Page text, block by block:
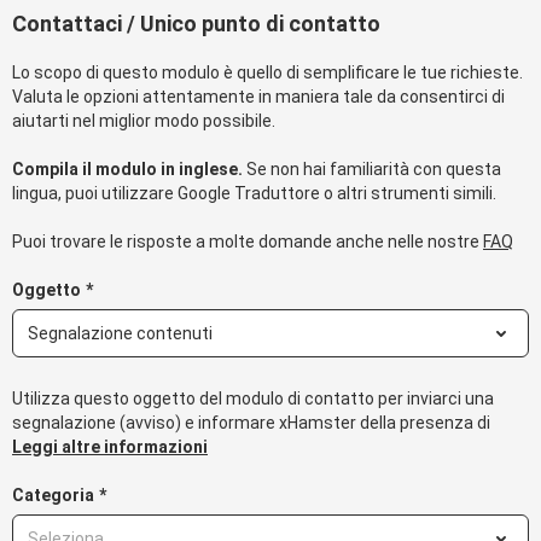
Contattaci / Unico punto di contatto
Lo scopo di questo modulo è quello di semplificare le tue richieste.
Valuta le opzioni attentamente in maniera tale da consentirci di
aiutarti nel miglior modo possibile.
Compila il modulo in inglese. Se non hai familiarità con questa
lingua, puoi utilizzare Google Traduttore o altri strumenti simili.
Puoi trovare le risposte a molte domande anche nelle nostre FAQ
Oggetto *
Utilizza questo oggetto del modulo di contatto per inviarci una
segnalazione (avviso) e informare xHamster della presenza di
determinate informazioni e contenuti sulla nostra piattaforma
Condizioni / Accordo Utente (disponibili su
https://ita.xhofficial.com/info/terms) e delle nostre altre regole e
Leggi altre informazioni
Categoria *